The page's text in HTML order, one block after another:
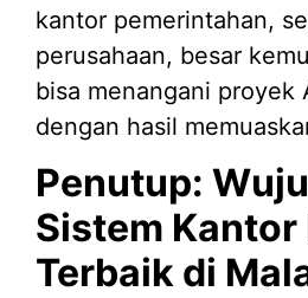
kantor pemerintahan,
perusahaan, besar
bisa menangani proyek
dengan hasil
Penutup:
Sistem Kantor
Terbaik di